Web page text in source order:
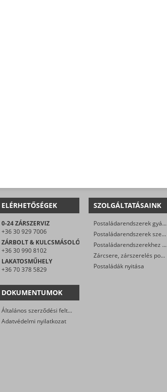
ELÉRHETŐSÉGEK
0-24 ZÁRSZERVIZ
+36 30 929 7006
ZÁRBOLT & KULCSMÁSOLÓ
+36 30 990 8102
LAKATOSMŰHELY
+36 70 378 5829
DOKUMENTUMOK
Általános szerződési feltételek
Adatvédelmi nyilatkozat
SZOLGÁLTATÁSAINK
Postaládarendszerek gyártása
Postaládarendszerek szerelése
Postaládarendszerekhez állványzat gyártása
Zárcsere, zárszerelés postaládákban
Postaládák nyitása